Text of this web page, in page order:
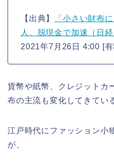
【出典】
「小さい財布
人、脱現金で加速（日経
2021年7月26日 4:00 [有
貨幣や紙幣、クレジットカ
布の主流も変化してきてい
江戸時代にファッション小
が、